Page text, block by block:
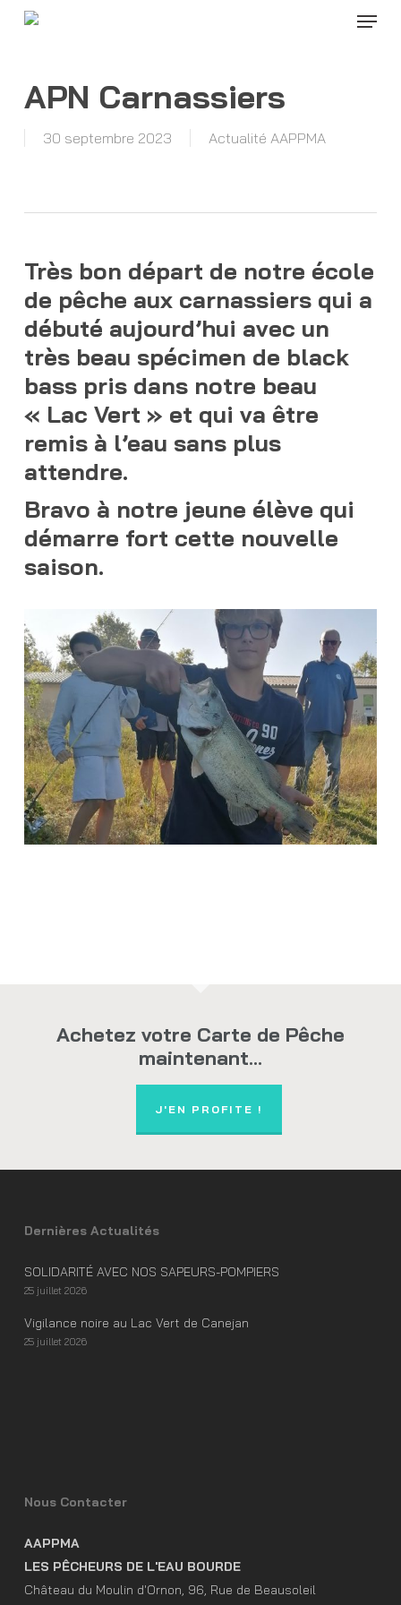
Menu
APN Carnassiers
30 septembre 2023 Actualité AAPPMA
Très bon départ de notre école
de pêche aux carnassiers qui a
débuté aujourd’hui avec un
très beau spécimen de black
bass pris dans notre beau
« Lac Vert » et qui va être
remis à l’eau sans plus
attendre.
Bravo à notre jeune élève qui
démarre fort cette nouvelle
saison.
Achetez votre Carte de Pêche
maintenant...
J'EN PROFITE !
Dernières Actualités
SOLIDARITÉ AVEC NOS SAPEURS-POMPIERS
25 juillet 2026
Vigilance noire au Lac Vert de Canejan
25 juillet 2026
Nous Contacter
AAPPMA
LES PÊCHEURS DE L'EAU BOURDE
Château du Moulin d'Ornon, 96, Rue de Beausoleil